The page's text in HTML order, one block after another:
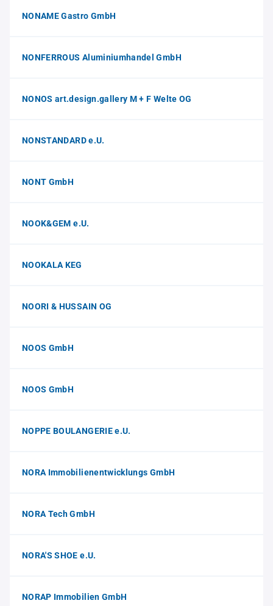
NONAME Gastro GmbH
NONFERROUS Aluminiumhandel GmbH
NONOS art.design.gallery M + F Welte OG
NONSTANDARD e.U.
NONT GmbH
NOOK&GEM e.U.
NOOKALA KEG
NOORI & HUSSAIN OG
NOOS GmbH
NOOS GmbH
NOPPE BOULANGERIE e.U.
NORA Immobilienentwicklungs GmbH
NORA Tech GmbH
NORA'S SHOE e.U.
NORAP Immobilien GmbH